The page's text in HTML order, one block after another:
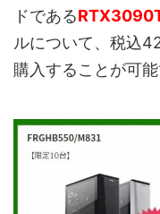
ドである
ルについて、税込
購入することが可能